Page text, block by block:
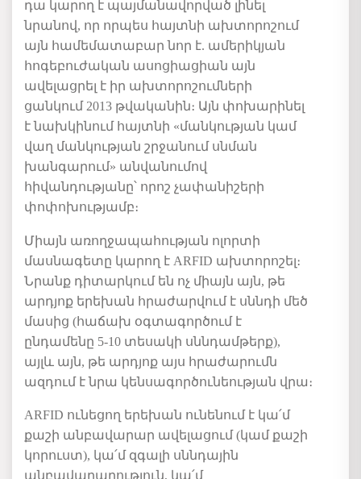
դա կարող է պայմանավորված լինել
նրանով, որ որպես հայտնի ախտորոշում
այն համեմատաբար նոր է. ամերիկյան
հոգեբուժական ասոցիացիան այն
ավելացրել է իր ախտորոշումների
ցանկում 2013 թվականին։ Այն փոխարինել
է նախկինում հայտնի «մանկության կամ
վաղ մանկության շրջանում սնման
խանգարում» անվանումով
հիվանդությանը՝ որոշ չափանիշերի
փոփոխությամբ։
Միայն առողջապահության ոլորտի
մասնագետը կարող է ARFID ախտորոշել։
Նրանք դիտարկում են ոչ միայն այն, թե
արդյոք երեխան հրաժարվում է սննդի մեծ
մասից (հաճախ օգտագործում է
ընդամենը 5-10 տեսակի սննդամթերք),
այլև այն, թե արդյոք այս հրաժարումն
ազդում է նրա կենսագործունեության վրա։
ARFID ունեցող երեխան ունենում է կա՛մ
քաշի անբավարար ավելացում (կամ քաշի
կորուստ), կա՛մ զգալի սննդային
անբավարարություն, կա՛մ